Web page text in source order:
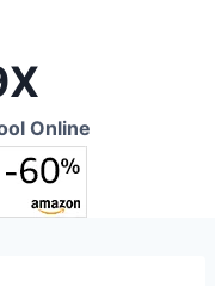
Online